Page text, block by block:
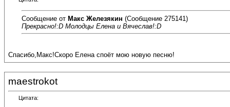
Сообщение от Макс Железякин (Сообщение 275141)
Прекрасно!:D Молодцы Елена и Вячеслав!:D
Спасибо,Макс!Скоро Елена споёт мою новую песню!
maestrokot
Цитата: